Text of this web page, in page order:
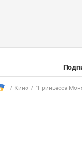
Кино "Принцесса